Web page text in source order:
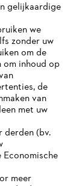
gelijkaardige
we
zonder uw
om de
inhoud op
de
van
met uw
derden (bv.
meer